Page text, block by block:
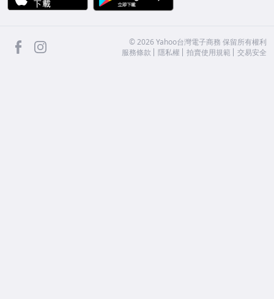
facebook ©2026 Yahoo台灣電子商務 保留所有權利
服務條款
隱私權 拍賣使用規範 交易安全